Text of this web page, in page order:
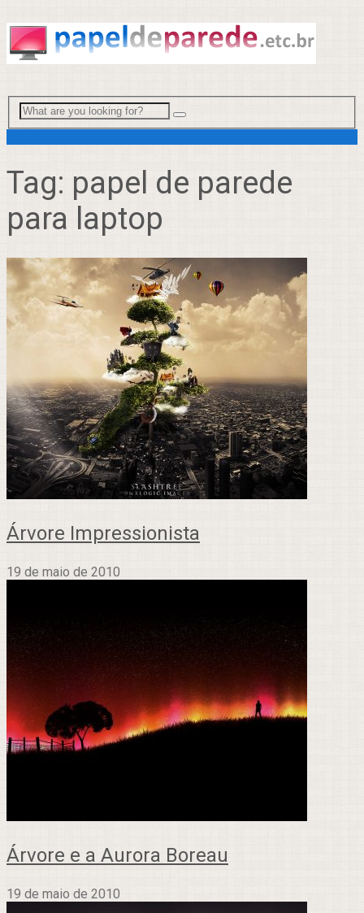
Tag: papel de parede
para laptop
Árvore Impressionista
19 de maio de 2010
Árvore e a Aurora Boreau
19 de maio de 2010